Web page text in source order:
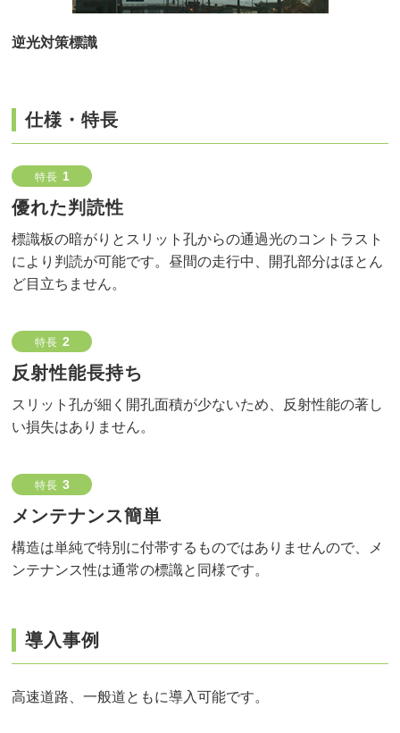
逆光対策標識
仕様・特長
特長 1
優れた判読性
標識板の暗がりとスリット孔からの通過光のコントラスト
により判読が可能です。昼間の走行中、開孔部分はほとん
ど目立ちません。
特長 2
反射性能長持ち
スリット孔が細く開孔面積が少ないため、反射性能の著し
い損失はありません。
特長 3
メンテナンス簡単
構造は単純で特別に付帯するものではありませんので、メ
ンテナンス性は通常の標識と同様です。
導入事例
高速道路、一般道ともに導入可能です。